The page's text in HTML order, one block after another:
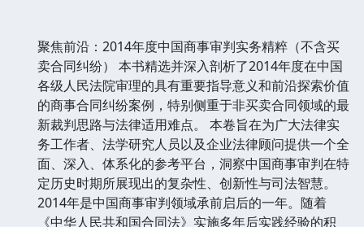
聚焦前沿：2014年度中国商事审判实务精粹（不含买
卖合同纠纷） 本书精选并深入剖析了2014年度在中国
各级人民法院审理的具有重要指导意义和前沿探索价值
的商事合同纠纷案例，特别侧重于非买卖合同领域的最
新裁判思路与法律适用难点。 本卷旨在为广大法律实
务工作者、法学研究人员以及企业法律顾问提供一个全
面、深入、体系化的参考平台，洞察中国商事审判在特
定历史时期所展现出的复杂性、创新性与司法智慧。
2014年是中国商事审判领域承前启后的一年。随着
《中华人民共和国合同法》实施多年后实践经验的积